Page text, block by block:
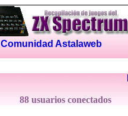
Comunidad Astalaweb
88 usuarios conectados